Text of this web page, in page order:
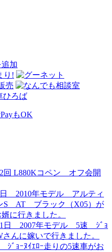
もOK
回 L880Kコペン オフ会開
日 2010年モデル アルティ
S AT ブラック（X05）が
に行きました。
日 2007年モデル 5速 ｼﾞｮ
んに嫁いで行きました。
ｼﾞｮｰﾇｲｴﾛｰ走りの5速車がお